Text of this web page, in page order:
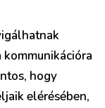
hogy
elérésében,